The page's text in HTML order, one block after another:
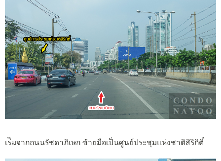
เร่ิมจากถนนรัชดาภิเษก ซ้ายมือเป็นศูนย์ประชุมแห่งชาติสิริกิติ์